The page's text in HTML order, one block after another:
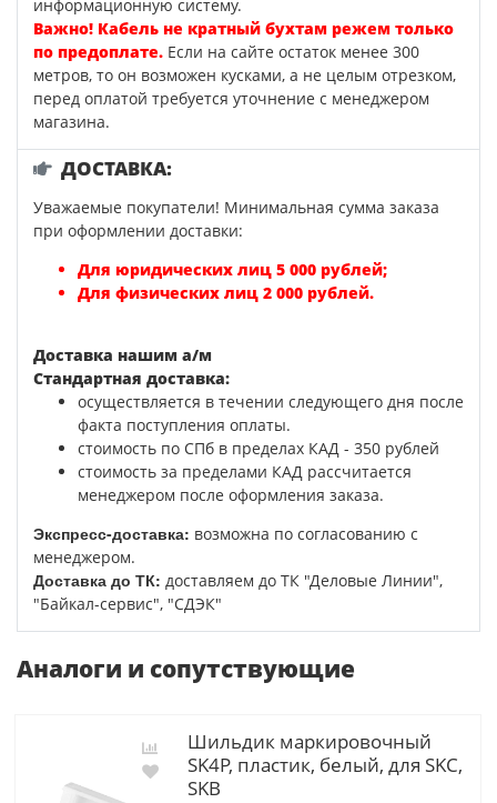
информационную систему.
Важно! Кабель не кратный бухтам режем только
по предоплате. Если на сайте остаток менее 300
метров, то он возможен кусками, а не целым отрезком,
перед оплатой требуется уточнение с менеджером
магазина.
ДОСТАВКА:
Уважаемые покупатели! Минимальная сумма заказа
при оформлении доставки:
Для юридических лиц 5 000 рублей;
Для физических лиц 2 000 рублей.
Доставка нашим а/м
Стандартная доставка:
осуществляется в течении следующего дня после
факта поступления оплаты.
стоимость по СПб в пределах КАД - 350 рублей
стоимость за пределами КАД рассчитается
менеджером после оформления заказа.
Экспресс-доставка: возможна по согласованию с
менеджером.
Доставка до ТК: доставляем до ТК "Деловые Линии",
"Байкал-сервис", "СДЭК"
Аналоги и сопутствующие
Шильдик маркировочный
SK4P, пластик, белый, для SKC,
SKB